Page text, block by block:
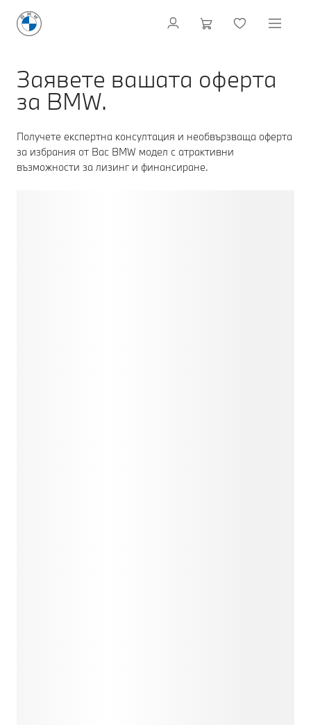
Заявете вашата оферта
за BMW.
Получете експертна консултация и необвързваща оферта
за избрания от Вас BMW модел с атрактивни
възможности за лизинг и финансиране.